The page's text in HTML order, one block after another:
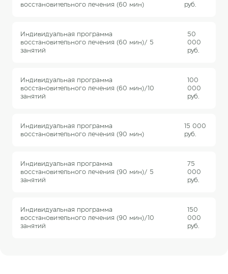
восстановительного лечения (60 мин)
руб.
Индивидуальная программа
восстановительного лечения (60 мин)/ 5
занятий
50
000
руб.
Индивидуальная программа
восстановительного лечения (60 мин)/10
занятий
100
000
руб.
Индивидуальная программа
восстановительного лечения (90 мин)
15 000
руб.
Индивидуальная программа
восстановительного лечения (90 мин)/ 5
занятий
75
000
руб.
Индивидуальная программа
восстановительного лечения (90 мин)/10
занятий
150
000
руб.